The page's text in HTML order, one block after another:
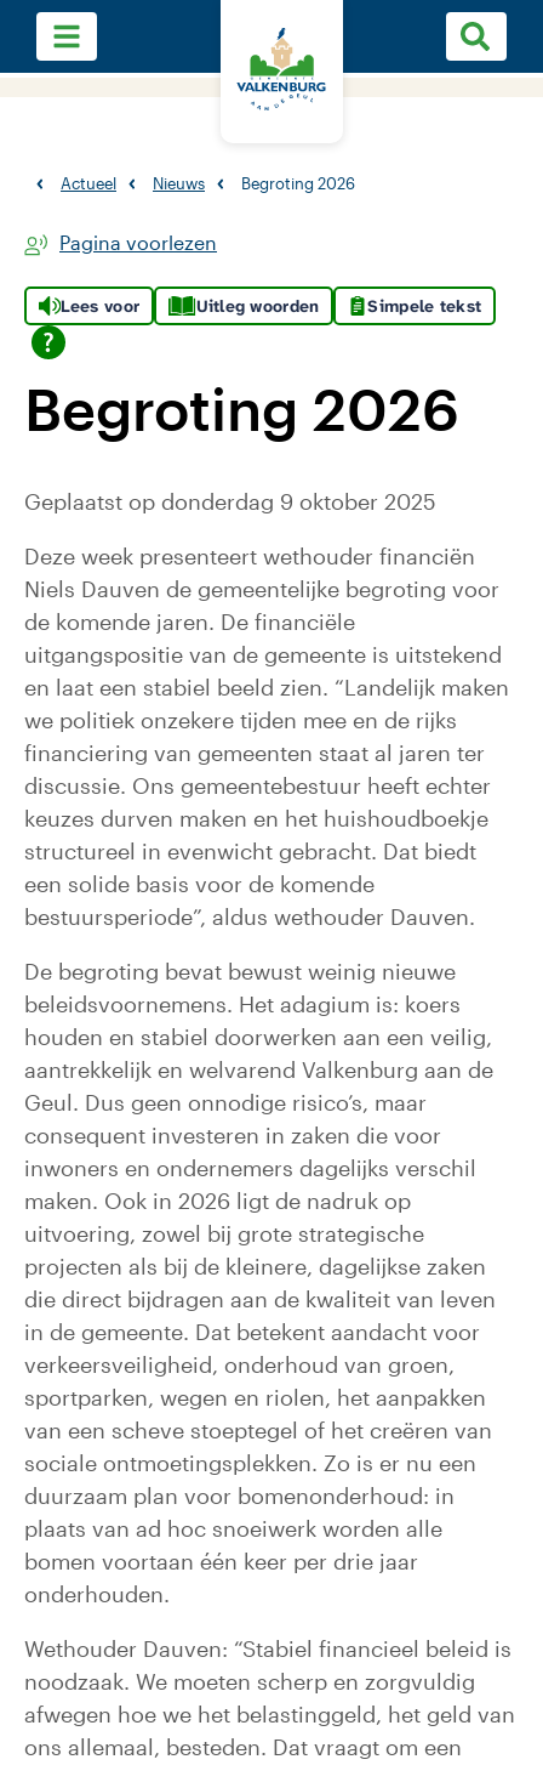
Actueel Nieuws Begroting 2026
Pagina voorlezen
Lees voor Uitleg woorden Simpele tekst
Begroting 2026
Geplaatst op donderdag 9 oktober 2025
Deze week presenteert wethouder financiën
Niels Dauven de gemeentelijke begroting voor
de komende jaren. De financiële
uitgangspositie van de gemeente is uitstekend
en laat een stabiel beeld zien. “Landelijk maken
we politiek onzekere tijden mee en de rijks
financiering van gemeenten staat al jaren ter
discussie. Ons gemeentebestuur heeft echter
keuzes durven maken en het huishoudboekje
structureel in evenwicht gebracht. Dat biedt
een solide basis voor de komende
bestuursperiode”, aldus wethouder Dauven.
De begroting bevat bewust weinig nieuwe
beleidsvoornemens. Het adagium is: koers
houden en stabiel doorwerken aan een veilig,
aantrekkelijk en welvarend Valkenburg aan de
Geul. Dus geen onnodige risico’s, maar
consequent investeren in zaken die voor
inwoners en ondernemers dagelijks verschil
maken. Ook in 2026 ligt de nadruk op
uitvoering, zowel bij grote strategische
projecten als bij de kleinere, dagelijkse zaken
die direct bijdragen aan de kwaliteit van leven
in de gemeente. Dat betekent aandacht voor
verkeersveiligheid, onderhoud van groen,
sportparken, wegen en riolen, het aanpakken
van een scheve stoeptegel of het creëren van
sociale ontmoetingsplekken. Zo is er nu een
duurzaam plan voor bomenonderhoud: in
plaats van ad hoc snoeiwerk worden alle
bomen voortaan één keer per drie jaar
onderhouden.
Wethouder Dauven: “Stabiel financieel beleid is
noodzaak. We moeten scherp en zorgvuldig
afwegen hoe we het belastinggeld, het geld van
ons allemaal, besteden. Dat vraagt om een